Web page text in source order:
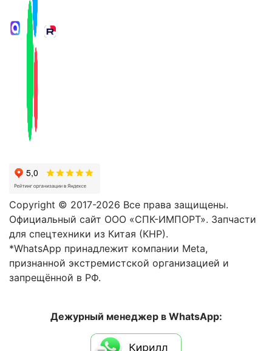
Copyright © 2017-2026 Все права защищены.
Официальный сайт ООО «СПК-ИМПОРТ». Запчасти
для спецтехники из Китая (КНР).
*WhatsApp принадлежит компании Meta,
признанной экстремистской организацией и
запрещённой в РФ.
Дежурный менеджер в WhatsApp: